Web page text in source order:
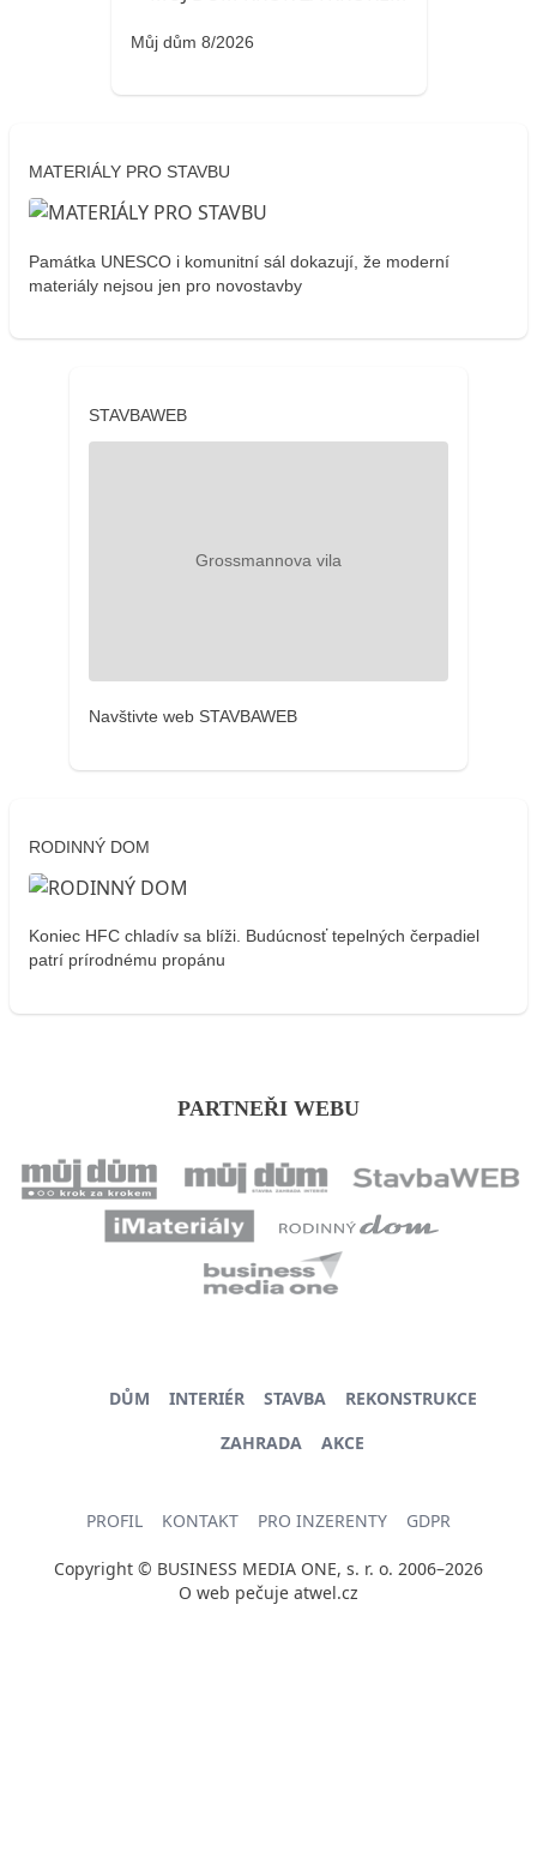
Můj dům 8/2026
MATERIÁLY PRO STAVBU
Památka UNESCO i komunitní sál dokazují, že moderní
materiály nejsou jen pro novostavby
STAVBAWEB
Navštivte web STAVBAWEB
RODINNÝ DOM
Koniec HFC chladív sa blíži. Budúcnosť tepelných čerpadiel
patrí prírodnému propánu
PARTNEŘI WEBU
DŮM INTERIÉR STAVBA
REKONSTRUKCE
ZAHRADA
AKCE
PROFIL KONTAKT PRO INZERENTY GDPR
Copyright © BUSINESS MEDIA ONE, s. r. o. 2006–2026